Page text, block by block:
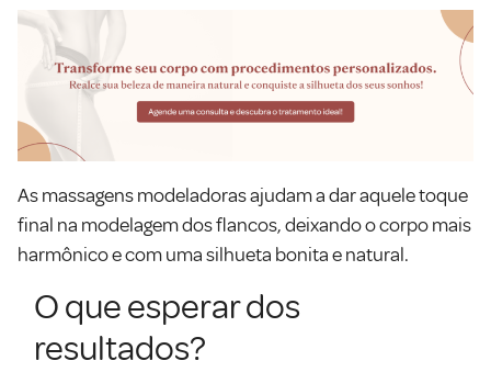
As massagens modeladoras ajudam a dar aquele toque
final na modelagem dos flancos, deixando o corpo mais
harmônico e com uma silhueta bonita e natural.
O que esperar dos
resultados?